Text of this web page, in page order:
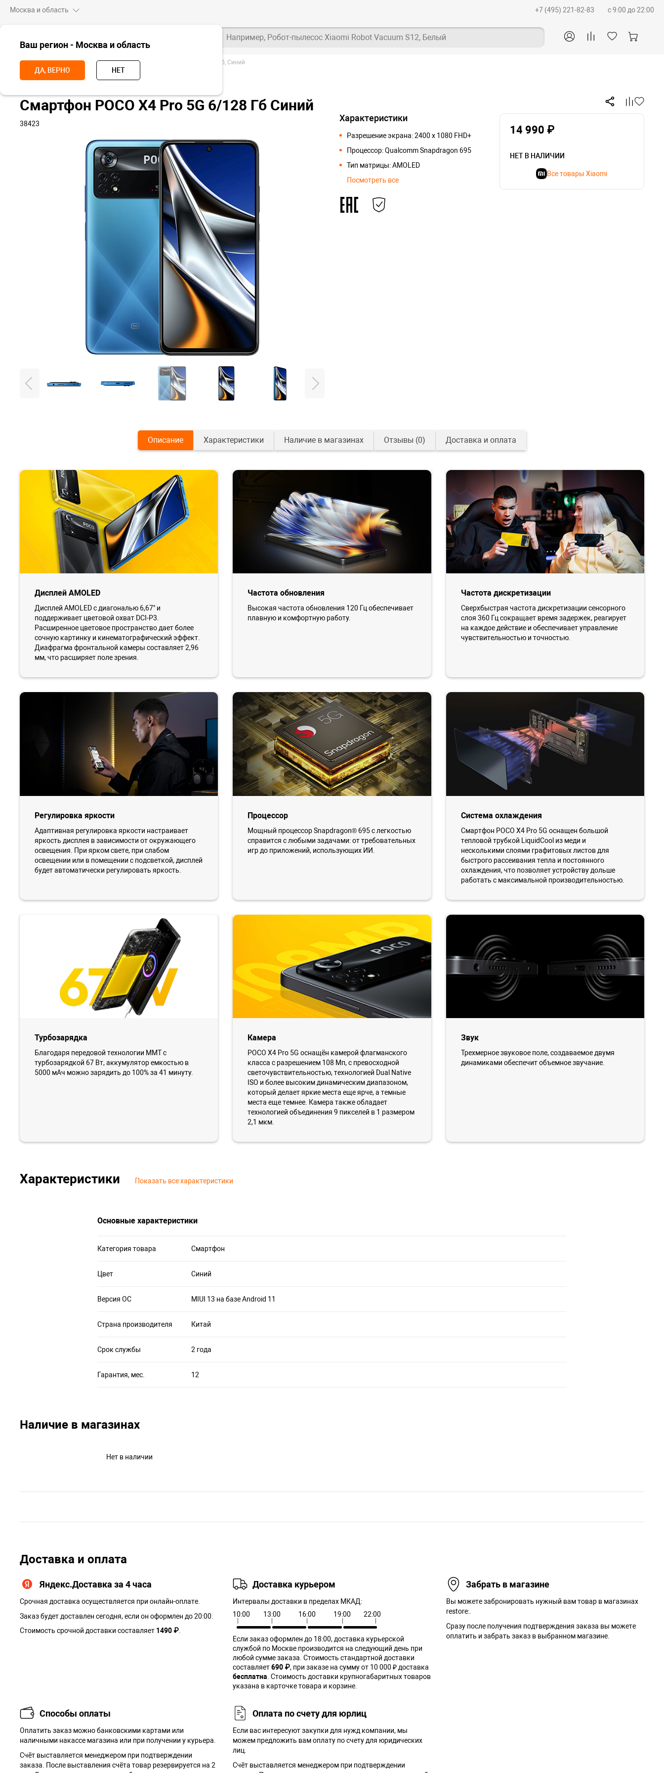
Москва и область
Ваш регион - Москва и область
ДА, ВЕРНО НЕТ
+7 (495) 221-82-83 c 9:00 до 22:00
Например, Робот-пылесос Xiaomi Robot Vacuum S12, Белый
Главная Смартфоны POCO Смартфон POCO X4 Pro 5G 6+128 Гб, Синий
Смартфон POCO X4 Pro 5G 6/128 Гб Синий
38423
Характеристики
Разрешение экрана: 2400 x 1080 FHD+
Процессор: Qualcomm Snapdragon 695
Тип матрицы: AMOLED
Посмотреть все
14 990 ₽
НЕТ В НАЛИЧИИ
Все товары Xiaomi
Описание Характеристики Наличие в магазинах Отзывы (0) Доставка и оплата
Дисплей AMOLED
Дисплей AMOLED с диагональю 6,67" и
поддерживает цветовой охват DCI-P3.
Расширенное цветовое пространство дает более
сочную картинку и кинематографический эффект.
Диафрагма фронтальной камеры составляет 2,96
мм, что расширяет поле зрения.
Частота обновления
Высокая частота обновления 120 Гц обеспечивает
плавную и комфортную работу.
Частота дискретизации
Сверхбыстрая частота дискретизации сенсорного
слоя 360 Гц сокращает время задержек, реагирует
на каждое действие и обеспечивает управление
чувствительностью и точностью.
Регулировка яркости
Адаптивная регулировка яркости настраивает
яркость дисплея в зависимости от окружающего
освещения. При ярком свете, при слабом
освещении или в помещении с подсветкой, дисплей
будет автоматически регулировать яркость.
Процессор
Мощный процессор Snapdragon® 695 с легкостью
справится с любыми задачами: от требовательных
игр до приложений, использующих ИИ.
Система охлаждения
Смартфон POCO X4 Pro 5G оснащен большой
тепловой трубкой LiquidCool из меди и
несколькими слоями графитовых листов для
быстрого рассеивания тепла и постоянного
охлаждения, что позволяет устройству дольше
работать с максимальной производительностью.
Турбозарядка
Благодаря передовой технологии MMT с
турбозарядкой 67 Вт, аккумулятор емкостью в
5000 мАч можно зарядить до 100% за 41 минуту.
Камера
POCO X4 Pro 5G оснащён камерой флагманского
класса с разрешением 108 Мп, с превосходной
светочувствительностью, технологией Dual Native
ISO и более высоким динамическим диапазоном,
который делает яркие места еще ярче, а темные
места еще темнее. Камера также обладает
технологией объединения 9 пикселей в 1 размером
2,1 мкм.
Звук
Трехмерное звуковое поле, создаваемое двумя
динамиками обеспечит объемное звучание.
Характеристики Показать все характеристики
Основные характеристики
Категория товара Смартфон
Цвет Синий
Версия ОС MIUI 13 на базе Android 11
Страна производителя Китай
Срок службы 2 года
Гарантия, мес. 12
Наличие в магазинах
Нет в наличии
Доставка и оплата
Яндекс.Доставка за 4 часа
Срочная доставка осуществляется при онлайн-оплате.
Заказ будет доставлен сегодня, если он оформлен до 20:00.
Стоимость срочной доставки составляет 1490 ₽.
Доставка курьером
Интервалы доставки в пределах МКАД:
10:00
13:00 16:00 19:00 22:00
Если заказ оформлен до 18:00, доставка курьерской
службой по Москве производится на следующий день при
любой сумме заказа. Cтоимость стандартной доставки
составляет690 ₽, при заказе на сумму от 10 000 ₽ доставка
бесплатна. Стоимость доставки крупногабаритных товаров
указана в карточке товара и корзине.
Забрать в магазине
Вы можете забронировать нужный вам товар в магазинах
restore:.
Сразу после получения подтверждения заказа вы можете
оплатить и забрать заказ в выбранном магазине.
Способы оплаты
Оплатить заказ можно банковскими картами или
наличными накассе магазина или при получении у курьера.
Cчёт выставляется менеджером при подтверждении
заказа. После выставления счёта товар резервируется на 2
Оплата по счету для юрлиц
Если вас интересуют закупки для нужд компании, мы
можем предложить вам оплату по счету для юридических
лиц.
Счёт выставляется менеджером при подтверждении